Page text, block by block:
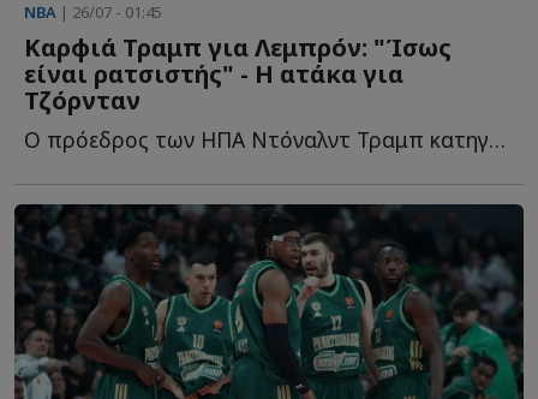
NBA | 26/07 - 01:45
Καρφιά Τραμπ για Λεμπρόν: "Ίσως
είναι ρατσιστής" - Η ατάκα για
Τζόρνταν
Ο πρόεδρος των ΗΠΑ Ντόναλντ Τραμπ κατηγόρησε τον σταρ τ...